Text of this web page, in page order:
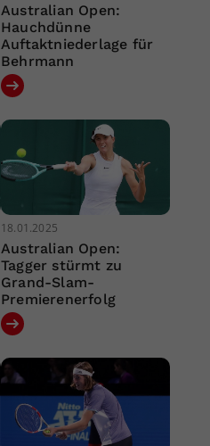
Australian Open:
Hauchdünne
Auftaktniederlage für
Behrmann
18.01.2025
Australian Open:
Tagger stürmt zu
Grand-Slam-
Premierenerfolg